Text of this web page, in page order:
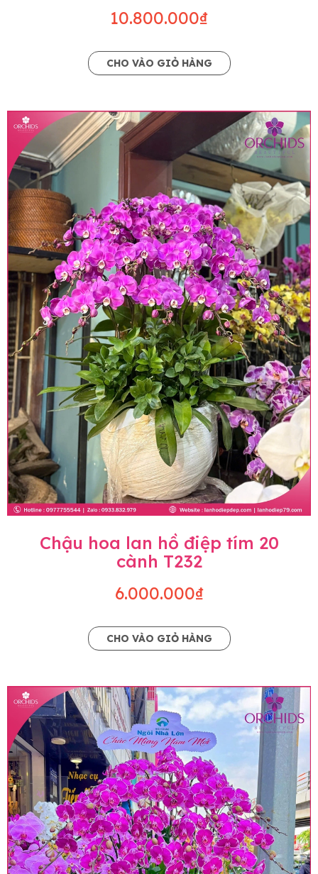
10.800.000₫
CHO VÀO GIỎ HÀNG
Chậu hoa lan hồ điệp tím 20
cành T232
6.000.000₫
CHO VÀO GIỎ HÀNG